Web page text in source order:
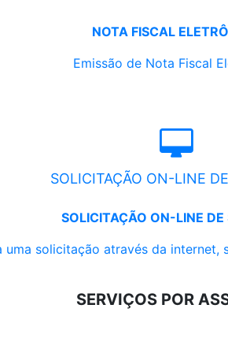
NOTA FISCAL
Emissão de Nota Fiscal
SOLICITAÇÃO ON-LINE
SOLICITAÇÃO ON-LINE DE
uma solicitação através da internet,
SERVIÇOS POR